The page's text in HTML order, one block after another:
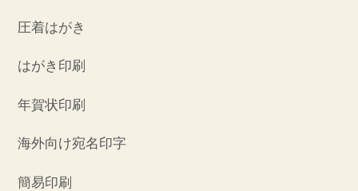
圧着はがき
はがき印刷
年賀状印刷
海外向け宛名印字
簡易印刷